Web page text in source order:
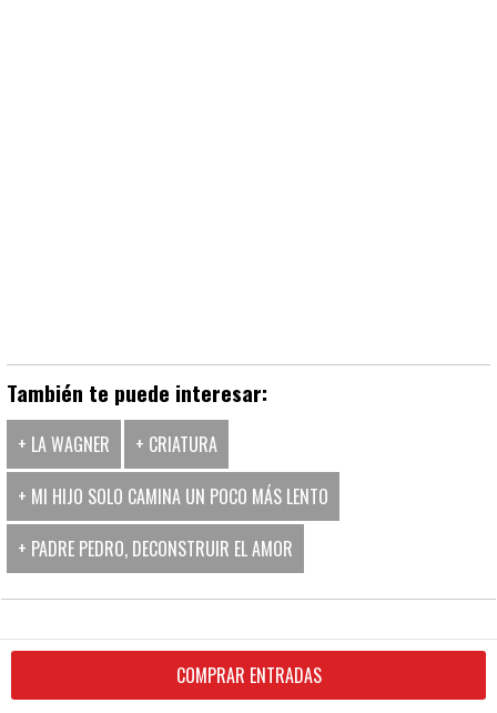
También te puede interesar:
+ LA WAGNER
+ CRIATURA
+ MI HIJO SOLO CAMINA UN POCO MÁS LENTO
+ PADRE PEDRO, DECONSTRUIR EL AMOR
COMPRAR ENTRADAS